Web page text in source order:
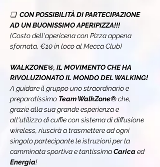
❏ CON POSSIBILITÀ DI PARTECIPAZIONE
AD UN BUONISSIMO APERIPIZZA!!!
(Costo dell'apericena con Pizza appena
sfornata, €10 in loco al Mecca Club)
WALKZONE®, IL MOVIMENTO CHE HA
RIVOLUZIONATO IL MONDO DEL WALKING!
A guidare il gruppo uno straordinario e
preparatissimo Team WalkZone® che,
grazie alla sua grande esperienza e
all'utilizzo di cuffie con sistema di diffusione
wireless, riuscirà a trasmettere ad ogni
singolo partecipante le istruzioni per la
camminata sportiva e tantissima Carica ed
Energia!